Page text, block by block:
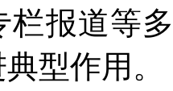
栏报道等
型作用。